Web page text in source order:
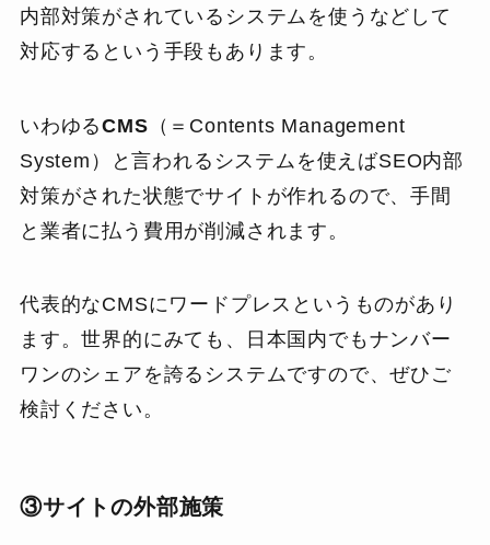
内部対策がされているシステムを使うなどして
対応するという手段もあります。
いわゆるCMS （＝Contents Management
System）と言われるシステムを使えばSEO内部
対策がされた状態でサイトが作れるので、手間
と業者に払う費用が削減されます。
代表的なCMSにワードプレスというものがあり
ます。世界的にみても、日本国内でもナンバー
ワンのシェアを誇るシステムですので、ぜひご
検討ください。
③サイトの外部施策